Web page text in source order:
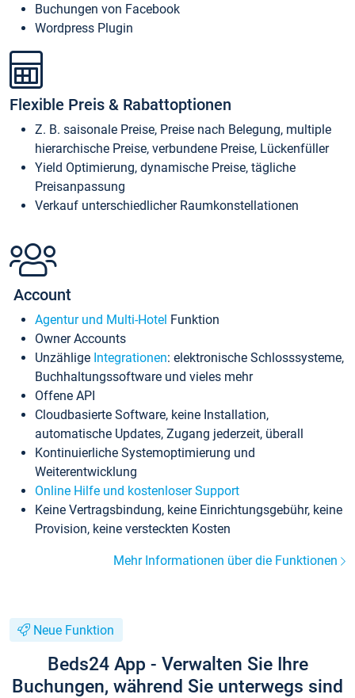
Buchungen von Facebook
Wordpress Plugin
Flexible Preis & Rabattoptionen
Z. B. saisonale Preise, Preise nach Belegung, multiple
hierarchische Preise, verbundene Preise, Lückenfüller
Yield Optimierung, dynamische Preise, tägliche
Preisanpassung
Verkauf unterschiedlicher Raumkonstellationen
Account
Agentur und Multi-Hotel Funktion
Owner Accounts
Unzählige Integrationen: elektronische Schlosssysteme,
Buchhaltungssoftware und vieles mehr
Offene API
Cloudbasierte Software, keine Installation,
automatische Updates, Zugang jederzeit, überall
Kontinuierliche Systemoptimierung und
Weiterentwicklung
Online Hilfe und kostenloser Support
Keine Vertragsbindung, keine Einrichtungsgebühr, keine
Provision, keine versteckten Kosten
Mehr Informationen über die Funktionen
Neue Funktion
Beds24 App - Verwalten Sie Ihre
Buchungen, während Sie unterwegs sind